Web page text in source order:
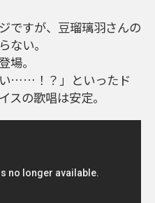
ですが、豆瑠璃羽さんの
ない。
場。
い……！？」といったド
スの歌唱は安定。